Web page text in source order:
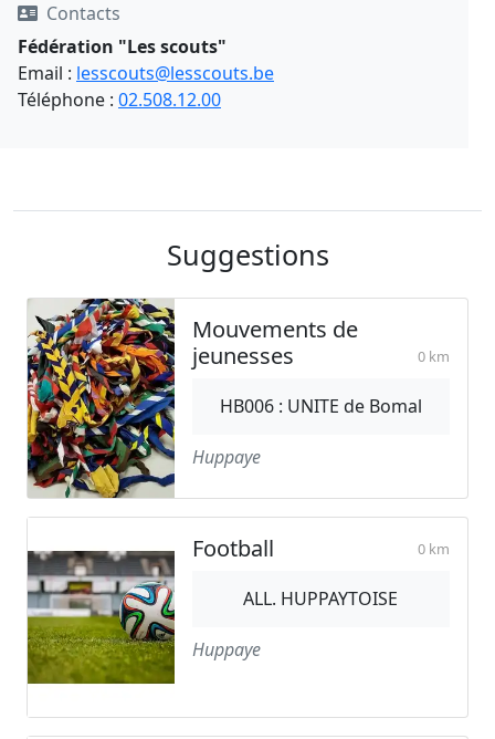
Contacts
Fédération "Les scouts"
Email : lesscouts@lesscouts.be
Téléphone : 02.508.12.00
Suggestions
Mouvements de
jeunesses
0 km
HB006 : UNITE de Bomal
Huppaye
Football 0 km
ALL. HUPPAYTOISE
Huppaye